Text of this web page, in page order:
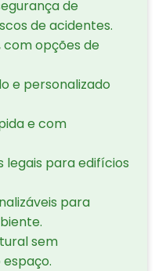
de
de acidentes.
opções de
e personalizado
e com
para edifícios
para
sem